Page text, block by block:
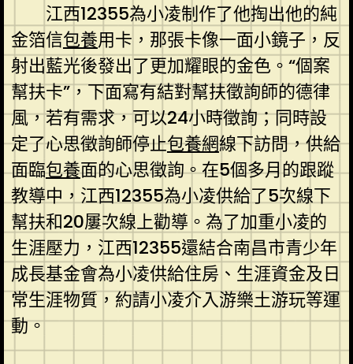
江西12355為小凌制作了他掏出他的純
金箔信包養用卡，那張卡像一面小鏡子，反
射出藍光後發出了更加耀眼的金色。“個案
幫扶卡”，下面寫有結對幫扶徵詢師的德律
風，若有需求，可以24小時徵詢；同時設
定了心思徵詢師停止包養網線下訪問，供給
面臨包養面的心思徵詢。在5個多月的跟蹤
教導中，江西12355為小凌供給了5次線下
幫扶和20屢次線上勸導。為了加重小凌的
生涯壓力，江西12355還結合南昌市青少年
成長基金會為小凌供給住房、生涯資金及日
常生涯物質，約請小凌介入游樂土游玩等運
動。